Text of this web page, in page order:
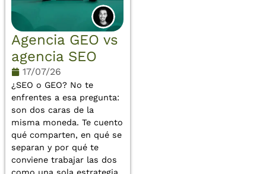
Agencia GEO vs
agencia SEO
17/07/26
¿SEO o GEO? No te
enfrentes a esa pregunta:
son dos caras de la
misma moneda. Te cuento
qué comparten, en qué se
separan y por qué te
conviene trabajar las dos
como una sola estrategia.